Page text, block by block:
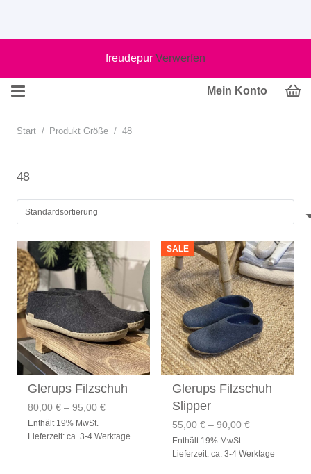
freudepur Verwerfen
Mein Konto
Start / Produkt Größe / 48
48
Glerups Filzschuh
80,00 € – 95,00 €Preisspanne:
bis
Enthält 19% MwSt.
Lieferzeit: ca. 3-4 Werktage
SALE
Glerups Filzschuh
Slipper
55,00 € – 90,00 €Preisspanne:
bis
Enthält 19% MwSt.
Lieferzeit: ca. 3-4 Werktage